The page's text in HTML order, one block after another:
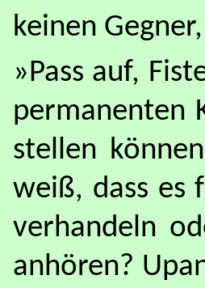
keinen
»Pass auf,
permanenten
stellen
weiß, dass es
verhandeln
anhören?